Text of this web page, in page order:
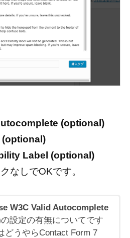
(optional)
(optional)
Label (optional)
なしでOKです。
W3C Valid Autocomplete
の設定の有無についてです
どうやらContact Form 7